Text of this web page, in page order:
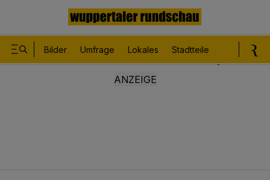
Bilder Umfrage Lokales Stadtteile